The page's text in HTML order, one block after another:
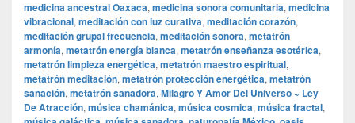
medicina ancestral Oaxaca, medicina sonora comunitaria, medicina
vibracional, meditación con luz curativa, meditación corazón,
meditación grupal frecuencia, meditación sonora, metatrón
armonía, metatrón energía blanca, metatrón enseñanza esotérica,
metatrón limpieza energética, metatrón maestro espiritual,
metatrón meditación, metatrón protección energética, metatrón
sanación, metatrón sanadora, Milagro Y Amor Del Universo ~ Ley
De Atracción, música chamánica, música cosmica, música fractal,